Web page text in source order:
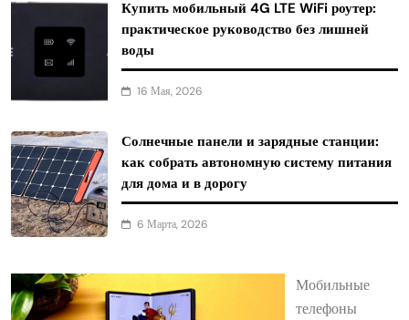
Купить мобильный 4G LTE WiFi роутер:
практическое руководство без лишней
воды
16 Мая, 2026
Солнечные панели и зарядные станции:
как собрать автономную систему питания
для дома и в дорогу
6 Марта, 2026
Мобильные
телефоны